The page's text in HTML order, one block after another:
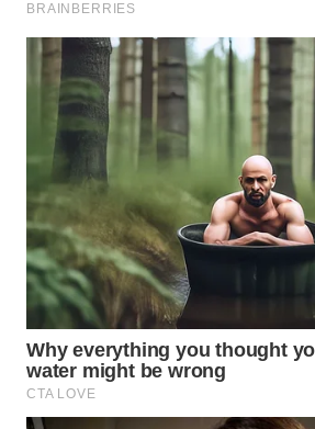
KARAWANG
WN
BEKASI
BOGOR
WN
DEPOK
WN
TAPANULI
UTARA
WN